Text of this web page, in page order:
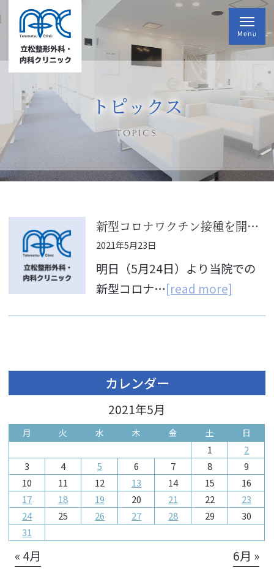
トピックス
TOPICS
新型コロナワクチン接種を開始します。
2021年5月23日
明日（5月24日）より当院での
新型コロナ…[read more]
カレンダー
2021年5月
月 火 水 木 金 土 日
1
2
3
4 5 6 7 8
9
10
11 12 13 14 15
16
17
18 19 20 21 22
23
24
25 26 27 28 29
30
31
« 4月 6月 »